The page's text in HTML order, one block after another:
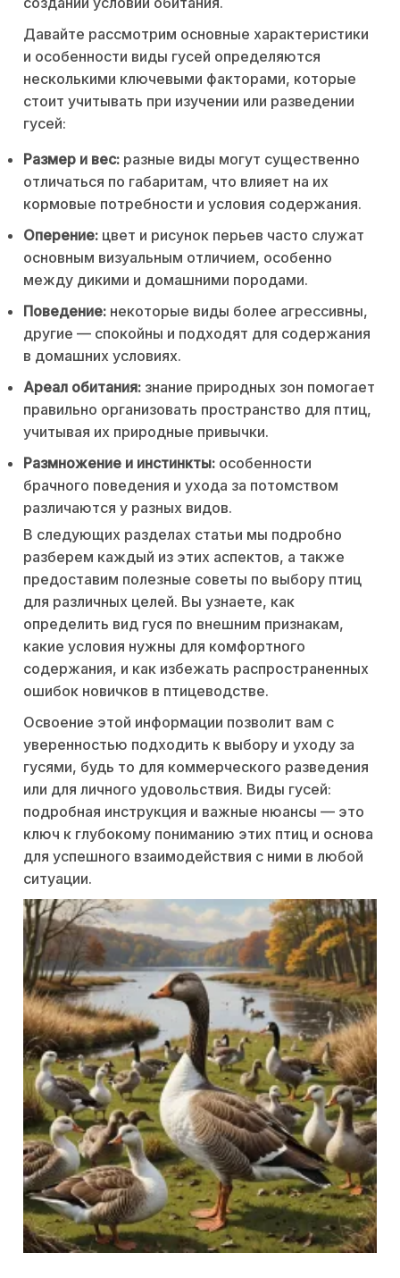
Давайте рассмотрим основные характеристики
и особенности виды гусей определяются
несколькими ключевыми факторами, которые
стоит учитывать при изучении или разведении
гусей:
Размер и вес: разные виды могут существенно
отличаться по габаритам, что влияет на их
кормовые потребности и условия содержания.
Оперение: цвет и рисунок перьев часто служат
основным визуальным отличием, особенно
между дикими и домашними породами.
Поведение: некоторые виды более агрессивны,
другие — спокойны и подходят для содержания
в домашних условиях.
Ареал обитания: знание природных зон помогает
правильно организовать пространство для птиц,
учитывая их природные привычки.
Размножение и инстинкты: особенности
брачного поведения и ухода за потомством
различаются у разных видов.
В следующих разделах статьи мы подробно
разберем каждый из этих аспектов, а также
предоставим полезные советы по выбору птиц
для различных целей. Вы узнаете, как
определить вид гуся по внешним признакам,
какие условия нужны для комфортного
содержания, и как избежать распространенных
ошибок новичков в птицеводстве.
Освоение этой информации позволит вам с
уверенностью подходить к выбору и уходу за
гусями, будь то для коммерческого разведения
или для личного удовольствия. Виды гусей:
подробная инструкция и важные нюансы — это
ключ к глубокому пониманию этих птиц и основа
для успешного взаимодействия с ними в любой
ситуации.